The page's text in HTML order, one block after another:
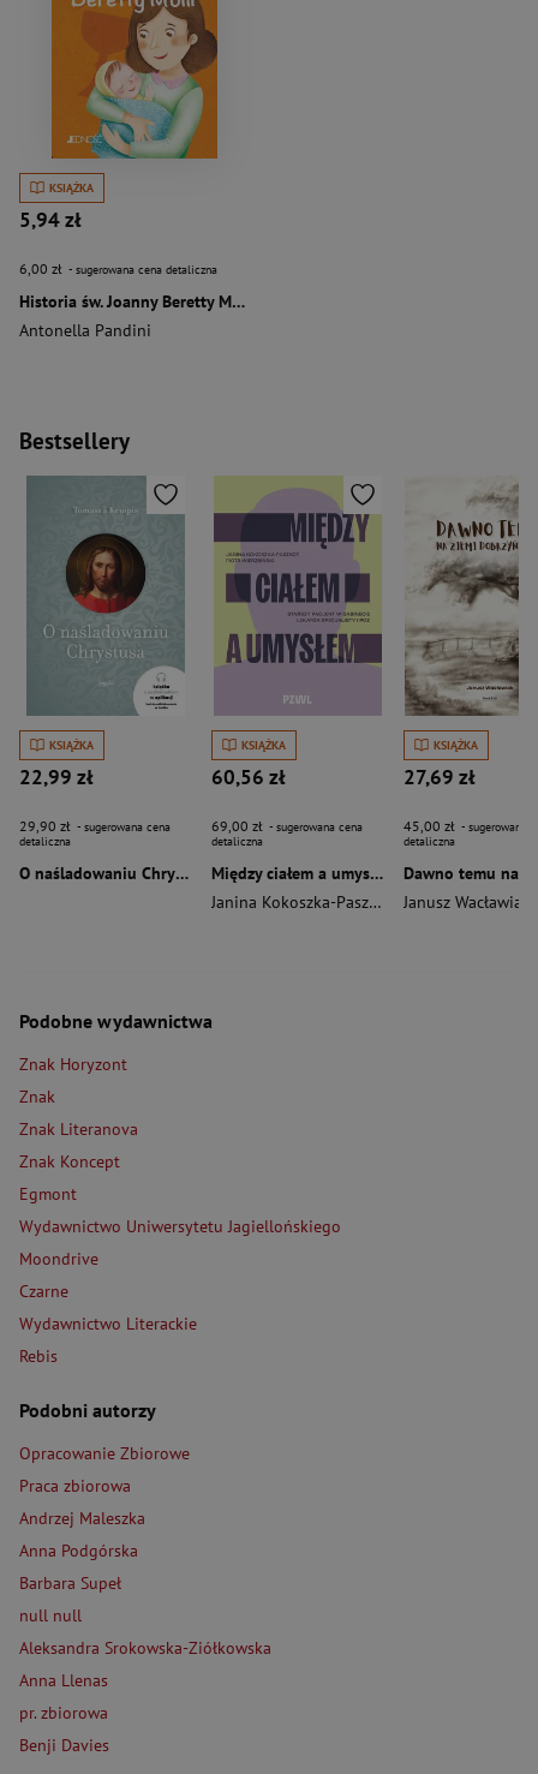
KSIĄŻKA
5,94 zł
6,00 zł - sugerowana cena detaliczna
Historia św. Joanny Beretty Molli
Antonella Pandini
Bestsellery
KSIĄŻKA
22,99 zł
29,90 zł - sugerowana cena
detaliczna
O naśladowaniu Chrystusa wyd. 2026
KSIĄŻKA
60,56 zł
69,00 zł - sugerowana cena
detaliczna
Między ciałem a umysłem
Janina Kokoszka-Paszkot
Piotr Wierzbiński
KSIĄŻKA
27,69 zł
45,00 zł - sugerowana
detaliczna
Janusz Wacławiak
Podobne wydawnictwa
Znak Horyzont
Znak
Znak Literanova
Znak Koncept
Egmont
Wydawnictwo Uniwersytetu Jagiellońskiego
Moondrive
Czarne
Wydawnictwo Literackie
Rebis
Podobni autorzy
Opracowanie Zbiorowe
Praca zbiorowa
Andrzej Maleszka
Anna Podgórska
Barbara Supeł
null null
Aleksandra Srokowska-Ziółkowska
Anna Llenas
pr. zbiorowa
Benji Davies